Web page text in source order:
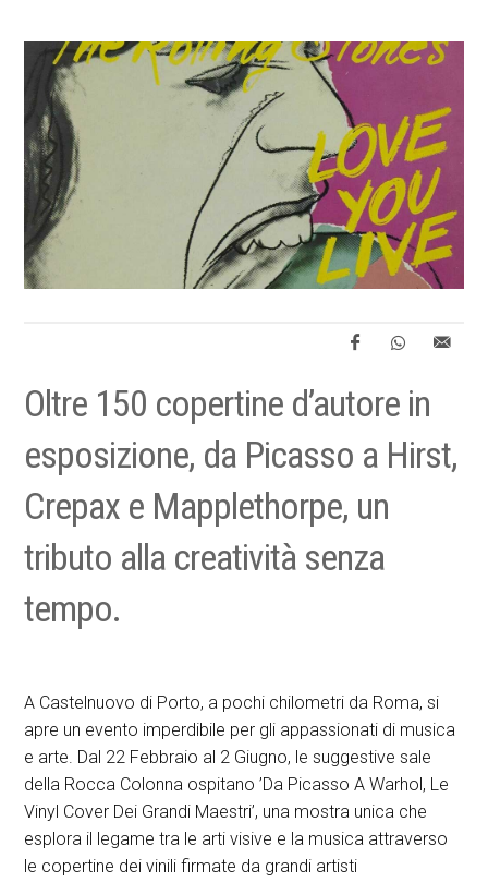
Oltre 150 copertine d’autore in
esposizione, da Picasso a Hirst,
Crepax e Mapplethorpe, un
tributo alla creatività senza
tempo.
A Castelnuovo di Porto, a pochi chilometri da Roma, si
apre un evento imperdibile per gli appassionati di musica
e arte. Dal 22 Febbraio al 2 Giugno, le suggestive sale
della Rocca Colonna ospitano ’Da Picasso A Warhol, Le
Vinyl Cover Dei Grandi Maestri’, una mostra unica che
esplora il legame tra le arti visive e la musica attraverso
le copertine dei vinili firmate da grandi artisti